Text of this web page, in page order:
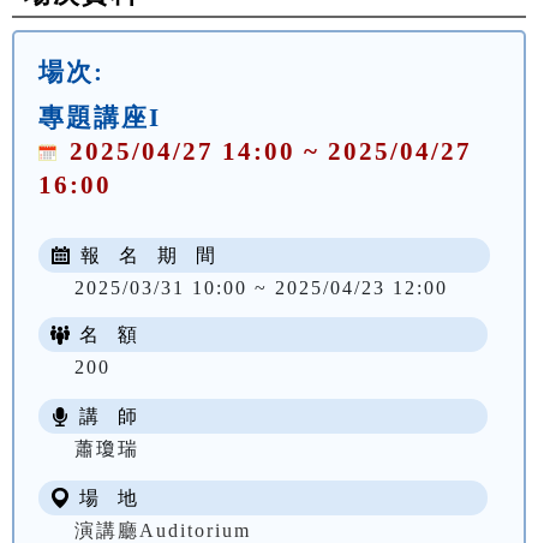
場次:
專題講座I
2025/04/27 14:00 ~ 2025/04/27
16:00
報 名 期 間
2025/03/31 10:00 ~ 2025/04/23 12:00
名 額
200
講 師
蕭瓊瑞
場 地
演講廳Auditorium